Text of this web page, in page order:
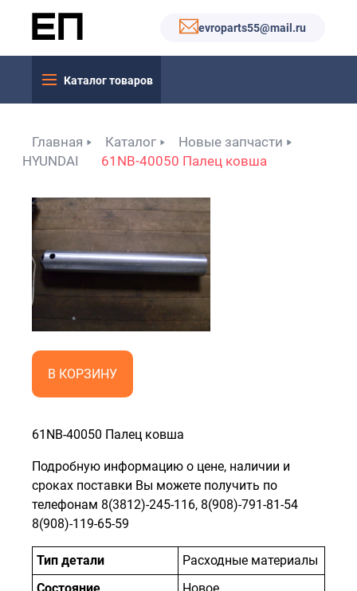
evroparts55@mail.ru
Каталог товаров
Главная Каталог
Новые запчасти
HYUNDAI
61NB-40050 Палец ковша
В КОРЗИНУ
61NB-40050 Палец ковша
Подробную информацию о цене, наличии и
сроках поставки Вы можете получить по
телефонам 8(3812)-245-116, 8(908)-791-81-54
8(908)-119-65-59
Тип детали
Расходные материалы